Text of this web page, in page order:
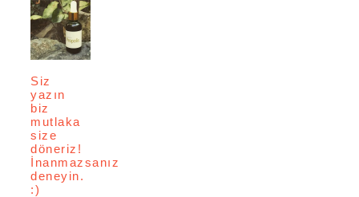
Siz
yazın
biz
mutlaka
size
döneriz!
İnanmazsanız
deneyin.
:)